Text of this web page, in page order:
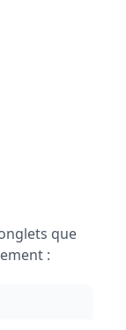
que
: